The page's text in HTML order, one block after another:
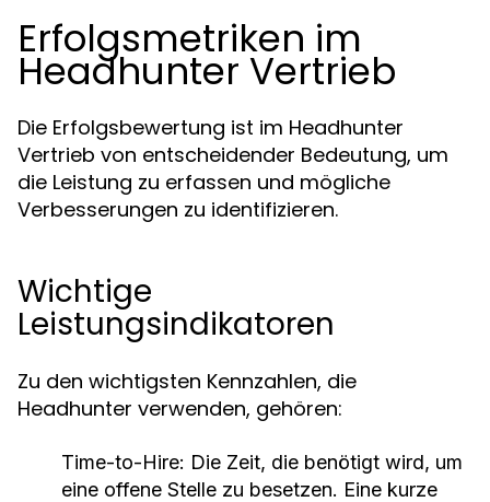
Erfolgsmetriken im
Headhunter Vertrieb
Die Erfolgsbewertung ist im Headhunter
Vertrieb von entscheidender Bedeutung, um
die Leistung zu erfassen und mögliche
Verbesserungen zu identifizieren.
Wichtige
Leistungsindikatoren
Zu den wichtigsten Kennzahlen, die
Headhunter verwenden, gehören:
Time-to-Hire: Die Zeit, die benötigt wird, um
eine offene Stelle zu besetzen. Eine kurze